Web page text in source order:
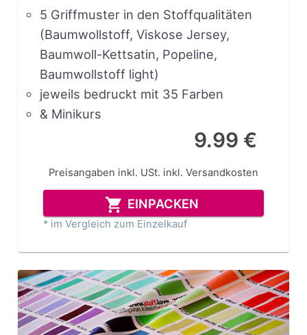
5 Griffmuster in den Stoffqualitäten
(Baumwollstoff, Viskose Jersey,
Baumwoll-Kettsatin, Popeline,
Baumwollstoff light)
jeweils bedruckt mit 35 Farben
& Minikurs
9.99 €
Preisangaben inkl. USt. inkl. Versandkosten
EINPACKEN
* im Vergleich zum Einzelkauf